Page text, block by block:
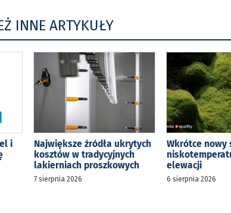
INNE ARTYKUŁY
i
Największe źródła ukrytych
kosztów w tradycyjnych
lakierniach proszkowych
7 sierpnia 2026
Wkrótce nowy
elewacji
6 sierpnia 2026